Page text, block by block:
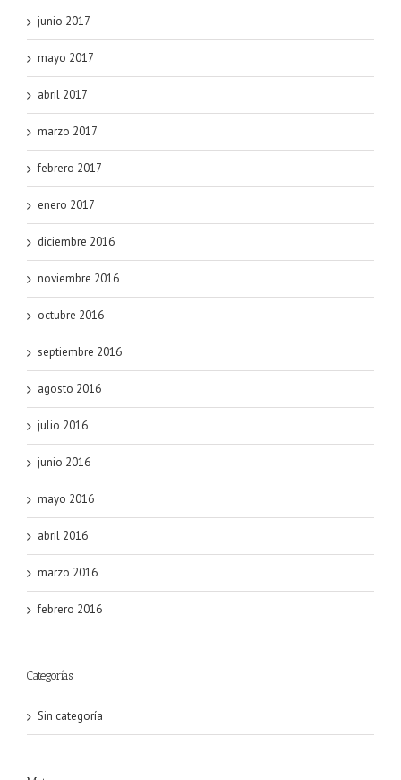
junio 2017
mayo 2017
abril 2017
marzo 2017
febrero 2017
enero 2017
diciembre 2016
noviembre 2016
octubre 2016
septiembre 2016
agosto 2016
julio 2016
junio 2016
mayo 2016
abril 2016
marzo 2016
febrero 2016
Categorías
Sin categoría